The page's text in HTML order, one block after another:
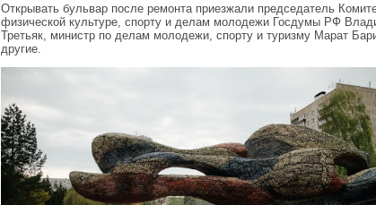
Открывать бульвар после ремонта приезжали председатель
физической культуре, спорту и делам молодежи Госдумы РФ
Третьяк, министр по делам молодежи, спорту и туризму Марат
другие.